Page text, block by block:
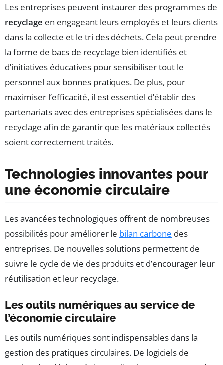
Les entreprises peuvent instaurer des programmes de
recyclage en engageant leurs employés et leurs clients
dans la collecte et le tri des déchets. Cela peut prendre
la forme de bacs de recyclage bien identifiés et
d’initiatives éducatives pour sensibiliser tout le
personnel aux bonnes pratiques. De plus, pour
maximiser l’efficacité, il est essentiel d’établir des
partenariats avec des entreprises spécialisées dans le
recyclage afin de garantir que les matériaux collectés
soient correctement traités.
Technologies innovantes pour
une économie circulaire
Les avancées technologiques offrent de nombreuses
possibilités pour améliorer le bilan carbone des
entreprises. De nouvelles solutions permettent de
suivre le cycle de vie des produits et d’encourager leur
réutilisation et leur recyclage.
Les outils numériques au service de
l’économie circulaire
Les outils numériques sont indispensables dans la
gestion des pratiques circulaires. De logiciels de